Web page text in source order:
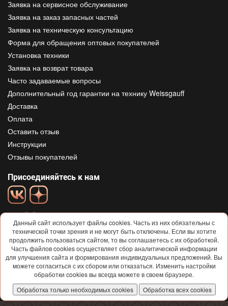
Заявка на сервисное обслуживание
Заявка на заказ запасных частей
Заявка на техническую консультацию
Форма для обращения оптовых покупателей
Установка техники
Заявка на возврат товара
Часто задаваемые вопросы
Дополнительный год гарантии на технику Weissgauff
Доставка
Оплата
Оставить отзыв
Инструкции
Отзывы покупателей
Присоединяйтесь к нам
© 2013-2026 Weissgauff Все права защищены
Условия использования и политика конфиденциальности
Договор-ОФЕРТА
Согласие на обработку персональных данных
Данный сайт использует файлы cookies. Часть из них обязательны с
технической точки зрения и не могут быть отключены. Если вы хотите
продолжить пользоваться сайтом, то вы соглашаетесь с их обработкой.
Часть файлов cookies осуществляет сбор аналитической информации
для улучшения сайта и формирования индивидуальных предложений. Вы
можете согласиться с их сбором или отказаться. Изменить настройки
обработки cookies вы всегда можете в своем браузере.
Обработка только необходимых cookies
Обработка всех cookies